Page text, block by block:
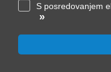
S posredovanjem
»